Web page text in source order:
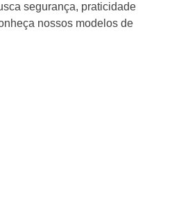
segurança, praticidade
nossos modelos de